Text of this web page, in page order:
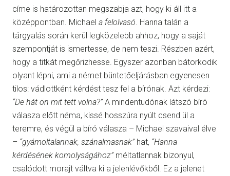
címe is határozottan megszabja azt, hogy ki áll itt a
középpontban. Michael a felolvasó . Hanna talán a
tárgyalás során kerül legközelebb ahhoz, hogy a saját
szempontját is ismertesse, de nem teszi. Részben azért,
hogy a titkát megőrizhesse. Egyszer azonban bátorkodik
olyant lépni, ami a német büntetőeljárásban egyenesen
tilos: vádlottként kérdést tesz fel a bírónak. Azt kérdezi:
“De hát ön mit tett volna?”A mindentudónak látszó bíró
válasza előtt néma, kissé hosszúra nyúlt csend ül a
teremre, és végül a bíró válasza – Michael szavaival élve
– “gyámoltalannak, szánalmasnak”hat, “Hanna
kérdésének komolyságához”méltatlannak bizonyul,
csalódott morajt váltva ki a jelenlévőkből. Ez a jelenet